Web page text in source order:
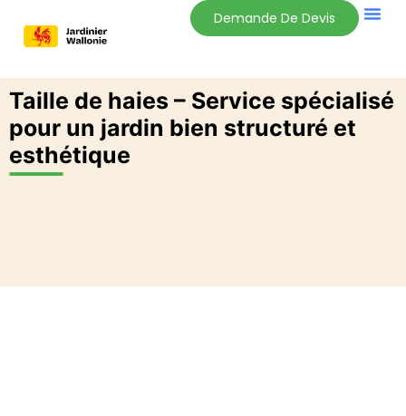
Demande De Devis
Taille de haies – Service spécialisé
pour un jardin bien structuré et
esthétique